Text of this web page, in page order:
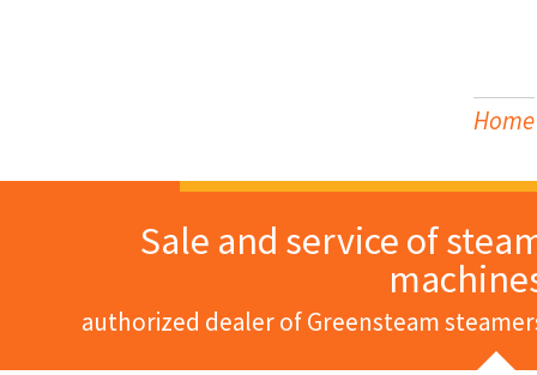
Home
Sale and service of
authorized dealer of Greensteam